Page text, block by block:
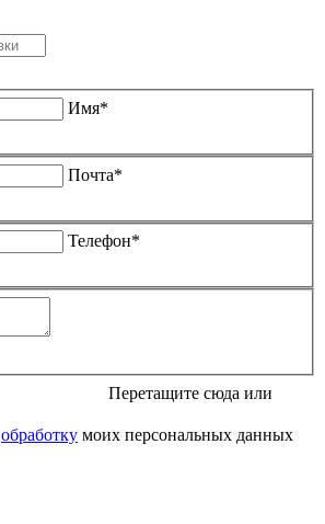
Имя*
Почта*
Телефон*
Перетащите сюда или
обработку моих персональных данных